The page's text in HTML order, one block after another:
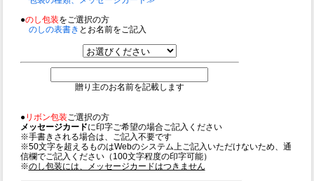
●のし包装をご選択の方
のしの表書き とお名前をご記入
贈り主のお名前を記載します
●リボン包装ご選択の方
メッセージカードに印字ご希望の場合ご記入ください
※手書きされる場合は、ご記入不要です
※50文字を超えるものはWebのシステム上ご記入いただけないため、通
信欄でご記入ください（100文字程度の印字可能）
※のし包装には、メッセージカードはつきません